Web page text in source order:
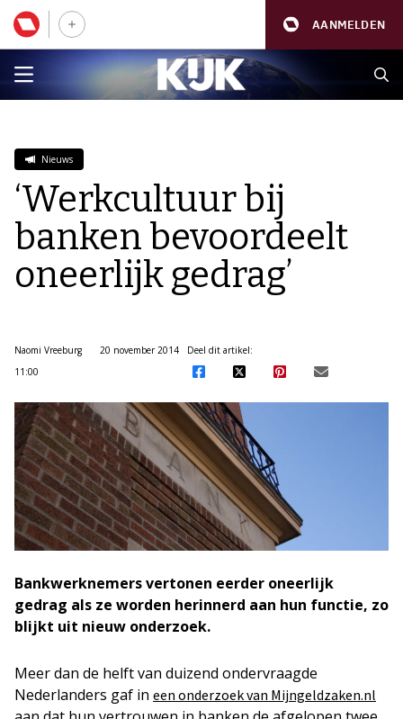
AANMELDEN
Nieuws
‘Werkcultuur bij
banken bevoordeelt
oneerlijk gedrag’
Naomi Vreeburg
20 november 2014
11:00
Deel dit artikel:
Bankwerknemers vertonen eerder oneerlijk
gedrag als ze worden herinnerd aan hun functie, zo
blijkt uit nieuw onderzoek.
Meer dan de helft van duizend ondervraagde
Nederlanders gaf in een onderzoek van Mijngeldzaken.nl